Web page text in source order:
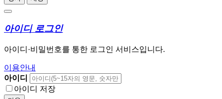
아이디 로그인
아이디·비밀번호를 통한 로그인 서비스입니다.
이용안내
아이디
아이디 저장